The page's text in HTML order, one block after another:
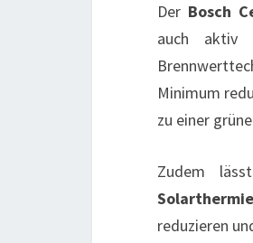
Der Bosch
auch aktiv
Minimum
zu einer
Zudem
Solarthermie
reduzieren